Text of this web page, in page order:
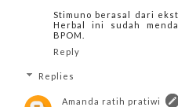
Stimuno berasal dari
Herbal ini sudah
BPOM.
Reply
Replies
Amanda ratih pratiwi